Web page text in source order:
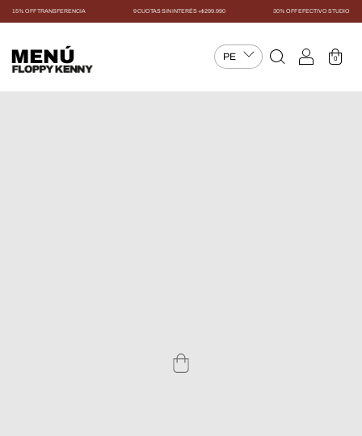
15% OFF TRANSFERENCIA 9 CUOTAS SIN INTERÉS +$299.990 30% OFF EFECTIVO STUDIO
MENÚ 0